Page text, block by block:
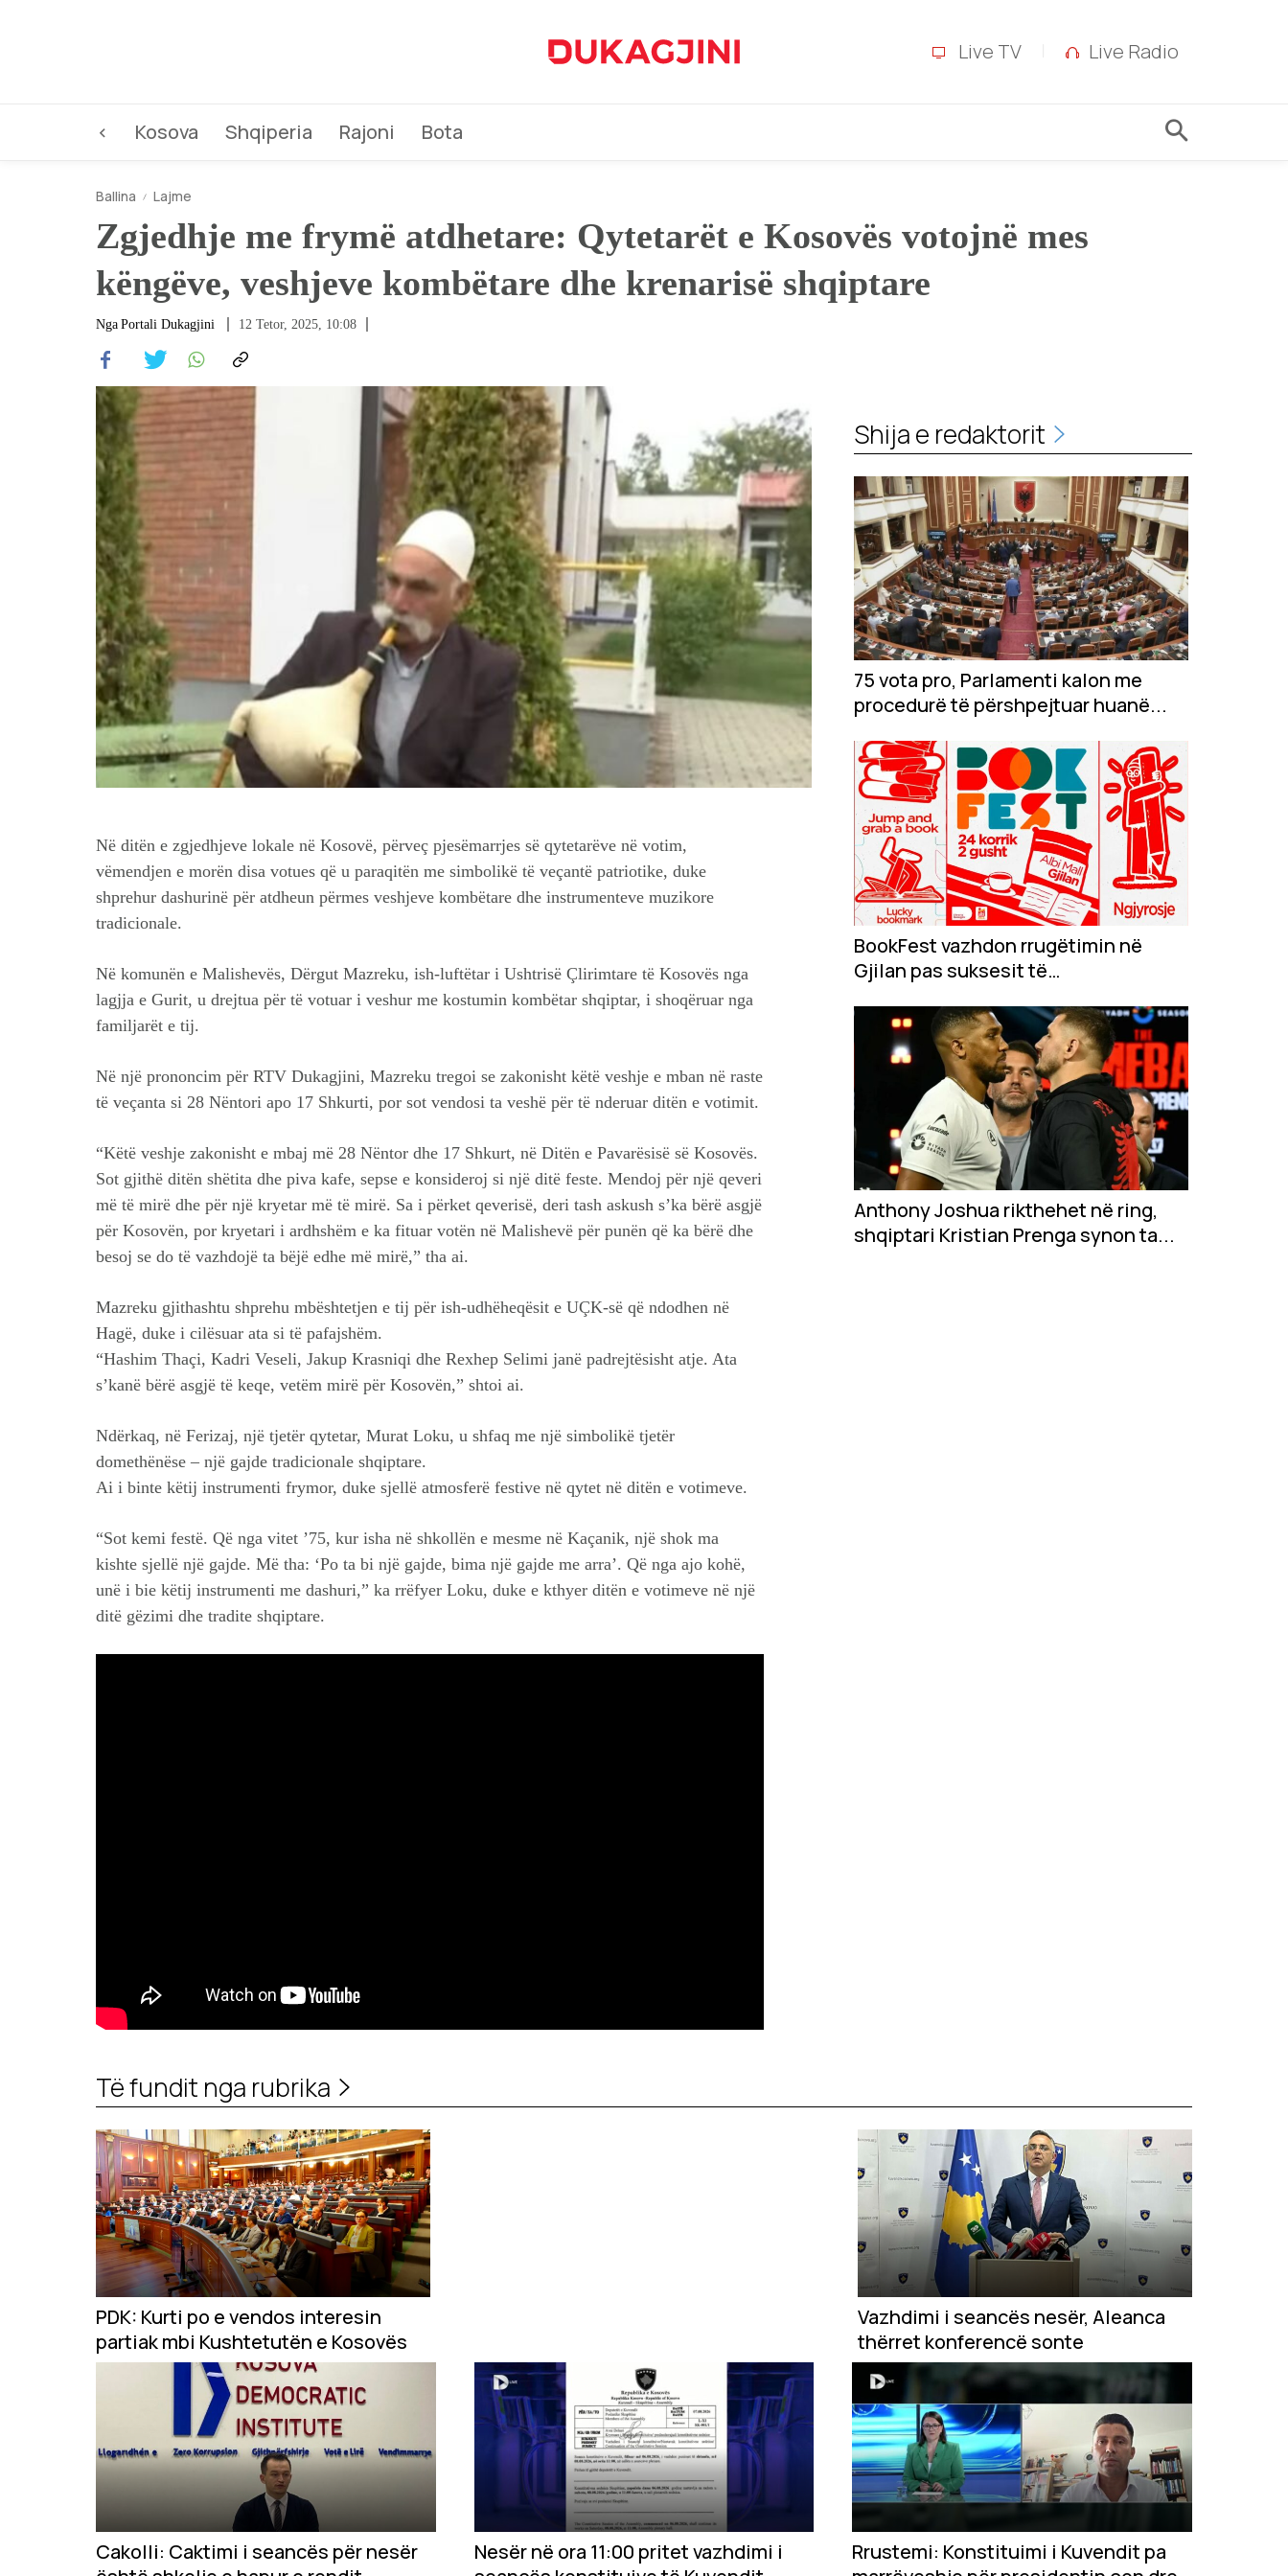
Live TV Live Radio
< Kosova Shqiperia Rajoni Bota
Ballina Lajme
Zgjedhje me frymë atdhetare: Qytetarët e Kosovës votojnë mes
këngëve, veshjeve kombëtare dhe krenarisë shqiptare
Nga Portali Dukagjini 12 Tetor, 2025, 10:08
Në ditën e zgjedhjeve lokale në Kosovë, përveç pjesëmarrjes së qytetarëve në votim,
vëmendjen e morën disa votues që u paraqitën me simbolikë të veçantë patriotike, duke
shprehur dashurinë për atdheun përmes veshjeve kombëtare dhe instrumenteve muzikore
tradicionale.
Në komunën e Malishevës, Dërgut Mazreku, ish-luftëtar i Ushtrisë Çlirimtare të Kosovës nga
lagjja e Gurit, u drejtua për të votuar i veshur me kostumin kombëtar shqiptar, i shoqëruar nga
familjarët e tij.
Në një prononcim për RTV Dukagjini, Mazreku tregoi se zakonisht këtë veshje e mban në raste
të veçanta si 28 Nëntori apo 17 Shkurti, por sot vendosi ta veshë për të nderuar ditën e votimit.
“Këtë veshje zakonisht e mbaj më 28 Nëntor dhe 17 Shkurt, në Ditën e Pavarësisë së Kosovës.
Sot gjithë ditën shëtita dhe piva kafe, sepse e konsideroj si një ditë feste. Mendoj për një qeveri
më të mirë dhe për një kryetar më të mirë. Sa i përket qeverisë, deri tash askush s’ka bërë asgjë
për Kosovën, por kryetari i ardhshëm e ka fituar votën në Malishevë për punën që ka bërë dhe
besoj se do të vazhdojë ta bëjë edhe më mirë,” tha ai.
Mazreku gjithashtu shprehu mbështetjen e tij për ish-udhëheqësit e UÇK-së që ndodhen në
Hagë, duke i cilësuar ata si të pafajshëm.
“Hashim Thaçi, Kadri Veseli, Jakup Krasniqi dhe Rexhep Selimi janë padrejtësisht atje. Ata
s’kanë bërë asgjë të keqe, vetëm mirë për Kosovën,” shtoi ai.
Ndërkaq, në Ferizaj, një tjetër qytetar, Murat Loku, u shfaq me një simbolikë tjetër
domethënëse – një gajde tradicionale shqiptare.
Ai i binte këtij instrumenti frymor, duke sjellë atmosferë festive në qytet në ditën e votimeve.
“Sot kemi festë. Që nga vitet ’75, kur isha në shkollën e mesme në Kaçanik, një shok ma
kishte sjellë një gajde. Më tha: ‘Po ta bi një gajde, bima një gajde me arra’. Që nga ajo kohë,
unë i bie këtij instrumenti me dashuri,” ka rrëfyer Loku, duke e kthyer ditën e votimeve në një
ditë gëzimi dhe tradite shqiptare.
Shija e redaktorit
75 vota pro, Parlamenti kalon me
procedurë të përshpejtuar huanë...
BookFest vazhdon rrugëtimin në
Gjilan pas suksesit të
Anthony Joshua rikthehet në ring,
shqiptari Kristian Prenga synon ta...
Të fundit nga rubrika
PDK: Kurti po e vendos interesin
partiak mbi Kushtetutën e Kosovës
Vazhdimi i seancës nesër, Aleanca
thërret konferencë sonte
Cakolli: Caktimi i seancës për nesër
Nesër në ora 11:00 pritet vazhdimi i
Rrustemi: Konstituimi i Kuvendit pa